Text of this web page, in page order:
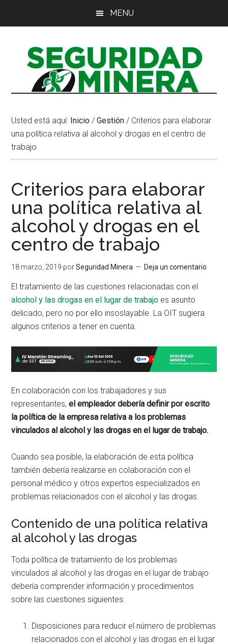
principal
MENU
Usted está aquí: Inicio / Gestión / Criterios para elaborar
una política relativa al alcohol y drogas en el centro de
trabajo
Criterios para elaborar
una política relativa al
alcohol y drogas en el
centro de trabajo
18 marzo, 2019 porSeguridad Minera Deja un comentario
El tratamiento de las cuestiones relacionadas con el
alcohol y las drogas en el lugar de trabajo es asunto
delicado, pero no por ello insoslayable. La OIT sugiera
algunos criterios a tener en cuenta.
En colaboración con los trabajadores y sus
representantes,el empleador debería definir por escrito
la política de la empresa relativa a los problemas
vinculados al alcohol y las drogas en el lugar de trabajo.
Cuando sea posible, la elaboración de esta política
también debería realizarse en colaboración con el
personal médico y otros expertos especializados en
problemas relacionados con el alcohol y las drogas.
Contenido de una política relativa
al alcohol y las drogas
Toda política de tratamiento de los problemas
vinculados al alcohol y las drogas en el lugar de trabajo
debería comprender información y procedimientos
sobre las cuestiones siguientes:
Disposiciones para reducir el número de problemas
relacionados con el alcohol y las drogas en el lugar